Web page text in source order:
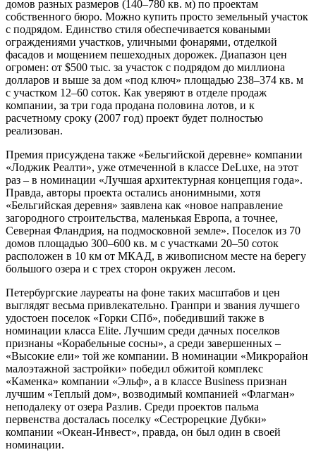
домов разных размеров (140–780 кв. м) по проектам
собственного бюро. Можно купить просто земельный участок
с подрядом. Единство стиля обеспечивается коваными
ограждениями участков, уличными фонарями, отделкой
фасадов и мощением пешеходных дорожек. Диапазон цен
огромен: от $500 тыс. за участок с подрядом до миллиона
долларов и выше за дом «под ключ» площадью 238–374 кв. м
с участком 12–60 соток. Как уверяют в отделе продаж
компании, за три года продана половина лотов, и к
расчетному сроку (2007 год) проект будет полностью
реализован.
Премия присуждена также «Бельгийской деревне» компании
«Лоджик Реалти», уже отмеченной в классе DeLuxe, на этот
раз – в номинации «Лучшая архитектурная концепция года».
Правда, авторы проекта остались анонимными, хотя
«Бельгийская деревня» заявлена как «новое направление
загородного строительства, маленькая Европа, а точнее,
Северная Фландрия, на подмосковной земле». Поселок из 70
домов площадью 300–600 кв. м с участками 20–50 соток
расположен в 10 км от МКАД, в живописном месте на берегу
большого озера и с трех сторон окружен лесом.
Петербургские лауреаты на фоне таких масштабов и цен
выглядят весьма привлекательно. Гран­при и звания лучшего
удостоен поселок «Горки СПб», победивший также в
номинации класса Elite. Лучшим среди дачных поселков
признаны «Корабельные сосны», а среди завершенных –
«Высокие ели» той же компании. В номинации «Микрорайон
малоэтажной застройки» победил обжитой комплекс
«Каменка» компании «Эльф», а в классе Business признан
лучшим «Теплый дом», возводимый компанией «Флагман»
неподалеку от озера Разлив. Среди проектов пальма
первенства досталась поселку «Сестрорецкие Дубки»
компании «Океан-Инвест», правда, он был один в своей
номинации.